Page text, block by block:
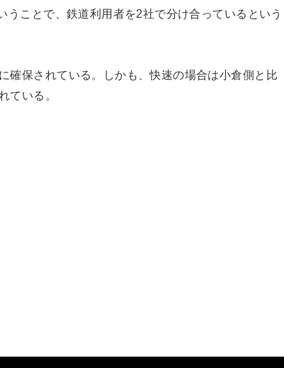
ことで、鉄道利用者を2社で分け合っているという
確保されている。しかも、快速の場合は小倉側と比
ている。